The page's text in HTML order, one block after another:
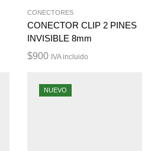
CONECTORES
CONECTOR CLIP 2 PINES
INVISIBLE 8mm
$900 IVA incluido
NUEVO